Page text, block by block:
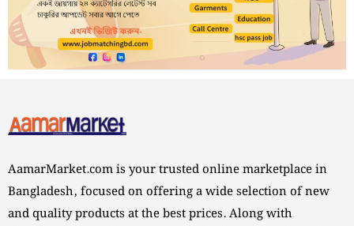
AamarMarket.com is your trusted online marketplace in
Bangladesh, focused on offering a wide selection of new
and quality products at the best prices. Along with